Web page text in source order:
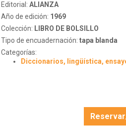
Editorial: ALIANZA
Año de edición: 1969
Colección: LIBRO DE BOLSILLO
Tipo de encuadernación: tapa blanda
Categorías:
Diccionarios, lingüística,